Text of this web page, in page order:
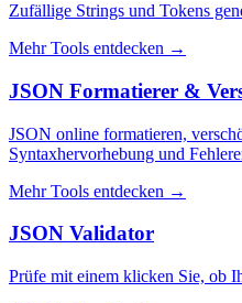
Zufällige Strings und Tokens
Mehr Tools entdecken →
JSON Formatierer &
JSON online formatieren,
Syntaxhervorhebung und
Mehr Tools entdecken →
JSON Validator
Prüfe mit einem klicken Sie, ob